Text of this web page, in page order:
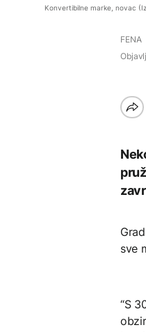
Konvertibilne marke, novac
FENA
sve
“S